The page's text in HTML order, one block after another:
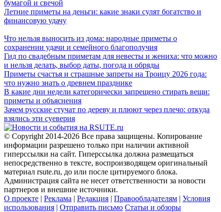
бумагой и свечой
Летние приметы на деньги: какие знаки сулят богатство и
финансовую удачу
Что нельзя выносить из дома: народные приметы о
сохранении удачи и семейного благополучия
Гид по свадебным приметам для невесты и жениха: что можно
и нельзя делать, выбор даты, погода и обряды
Приметы счастья и страшные запреты на Троицу 2026 года:
что нужно знать о древнем празднике
В какие дни недели категорически запрещено стирать вещи:
приметы и объяснения
Зачем русские стучат по дереву и плюют через плечо: откуда
взялись эти суеверия
© Copyright 2014-2026 Все права защищены. Копирование
информации разрешено только при наличии активной
гиперссылки на сайт. Гиперссылка должна размещаться
непосредственно в тексте, воспроизводящем оригинальный
материал rsute.ru, до или после цитируемого блока.
Администрация сайта не несет ответственности за новости
партнеров и внешние источники.
О проекте | Реклама | Редакция | Правообладателям | Условия
использования | Отправить письмо Статьи и обзоры